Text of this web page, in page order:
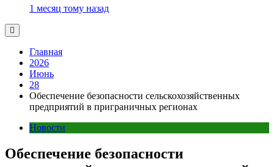
1 месяц тому назад
Главная
2026
Июнь
28
Обеспечение безопасности сельскохозяйственных
предприятий в приграничных регионах
Новости
Обеспечение безопасности